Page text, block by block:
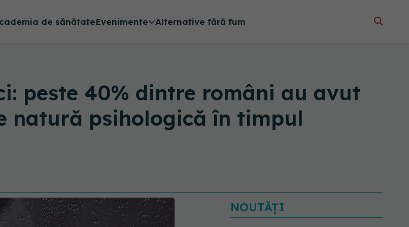
de sănătateEvenimente Alternative fără fum
peste 40% dintre români au avut
natură psihologică în timpul
NOUTĂȚI